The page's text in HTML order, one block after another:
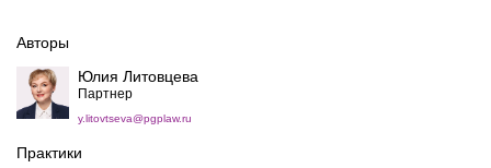
Авторы
Юлия Литовцева
Партнер
y.litovtseva@pgplaw.ru
Практики